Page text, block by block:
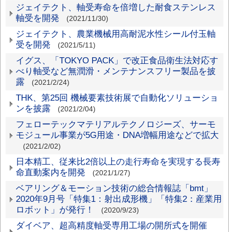
ジェイテクト、軸受寿命を倍増した耐食ステンレス
軸受を開発
(2021/11/30)
ジェイテクト、農業機械用高耐泥水性シール付玉軸
受を開発
(2021/5/11)
イグス、「TOKYO PACK」で改正食品衛生法対応す
べり軸受など無潤滑・メンテナンスフリー製品を披
露
(2021/2/24)
THK、第25回 機械要素技術展で自動化ソリューショ
ンを披露
(2021/2/04)
フェローテックマテリアルテクノロジーズ、サーモ
モジュール事業が5G用途・DNA増幅用途などで拡大
(2021/2/02)
日本精工、従来比2倍以上の走行寿命を実現する長寿
命直動案内を開発
(2021/1/27)
ベアリング＆モーション技術の総合情報誌「bmt」
2020年9月号「特集1：射出成形機」「特集2：産業用
ロボット」が発行！
(2020/9/23)
ダイベア、超高精度軸受専用工場の開所式を開催